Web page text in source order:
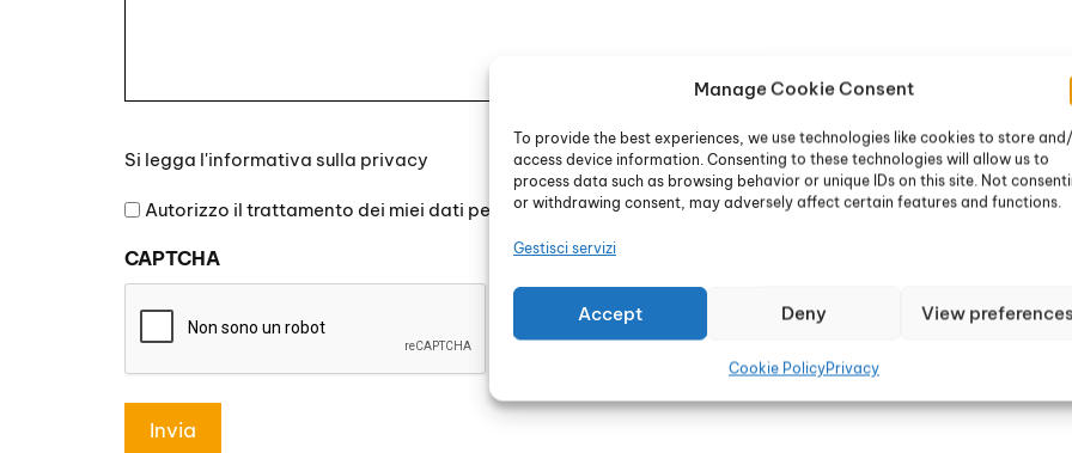
Manage Cookie Consent
To provide the best experiences, we use technologies like cookies to store
access device information. Consenting to these technologies will allow us to
process data such as browsing behavior or unique IDs on this site. Not
or withdrawing consent, may adversely affect certain features and functions.
Gestisci servizi
Accept Deny View preferences
Cookie PolicyPrivacy
legga
l'informativa
privacy
Si legga l'informativa sulla privacy
Autorizzo il trattamento dei miei dati personali
CAPTCHA